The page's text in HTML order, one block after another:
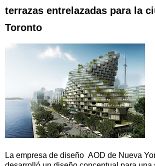
terrazas entrelazadas para la
Toronto
La empresa de diseño AOD de Nueva